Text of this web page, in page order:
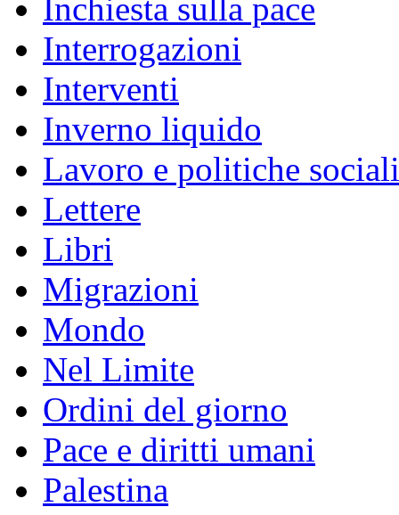
Inchiesta sulla pace
Interrogazioni
Interventi
Inverno liquido
Lavoro e politiche sociali
Lettere
Libri
Migrazioni
Mondo
Nel Limite
Ordini del giorno
Pace e diritti umani
Palestina